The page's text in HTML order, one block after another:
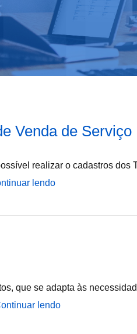
Venda de Serviço
realizar o cadastros dos
lendo
que se adapta às
lendo